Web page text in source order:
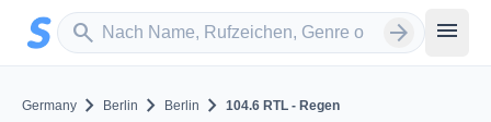
Zum Hauptinhalt springen
search
Sender suchen arrow_forward menu
Germany chevron_right Berlin chevron_right Berlin chevron_right 104.6 RTL - Regen